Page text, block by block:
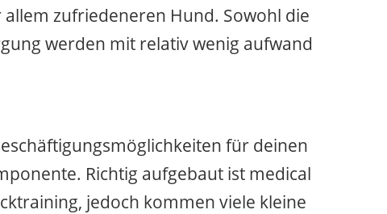
zufriedeneren Hund. Sowohl die
werden mit relativ wenig aufwand
für deinen
Richtig aufgebaut ist medical
jedoch kommen viele kleine